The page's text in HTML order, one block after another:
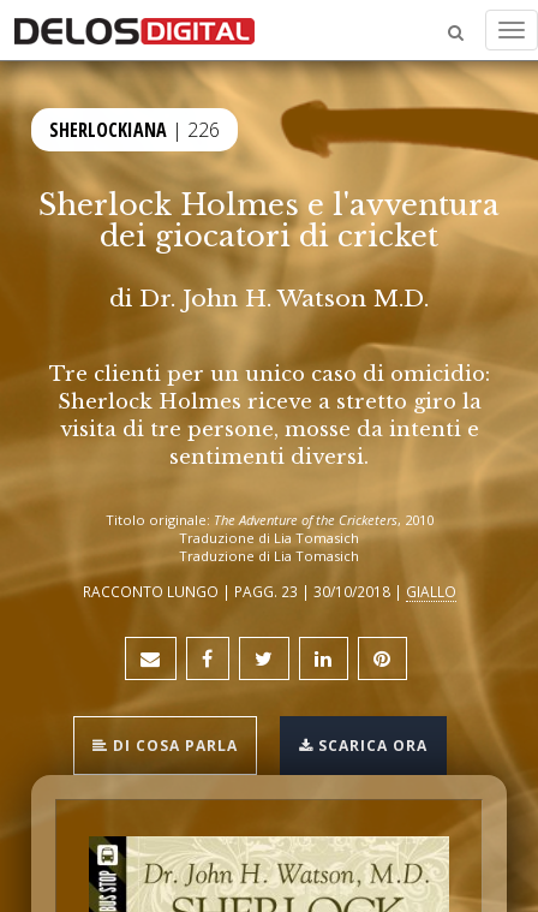
SHERLOCKIANA | 226
Sherlock Holmes e l'avventura
dei giocatori di cricket
di Dr. John H. Watson M.D.
Tre clienti per un unico caso di omicidio:
Sherlock Holmes riceve a stretto giro la
visita di tre persone, mosse da intenti e
sentimenti diversi.
Titolo originale: The Adventure of the Cricketers, 2010
Traduzione di Lia Tomasich
Traduzione di Lia Tomasich
RACCONTO LUNGO | PAGG. 23 | 30/10/2018 | GIALLO
DI COSA PARLA SCARICA ORA